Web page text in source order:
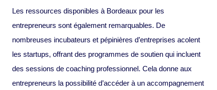
Les ressources disponibles à Bordeaux pour les
entrepreneurs sont également remarquables. De
nombreuses incubateurs et pépinières d’entreprises acolent
les startups, offrant des programmes de soutien qui incluent
des sessions de coaching professionnel. Cela donne aux
entrepreneurs la possibilité d’accéder à un accompagnement